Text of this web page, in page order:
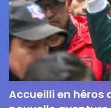
Accueilli en héros